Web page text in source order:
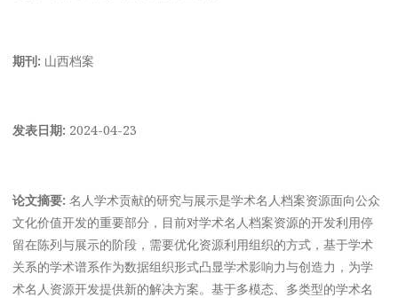
期刊: 山西档案
发表日期: 2024-04-23
论文摘要: 名人学术贡献的研究与展示是学术名人档案资源面向公众
文化价值开发的重要部分，目前对学术名人档案资源的开发利用停
留在陈列与展示的阶段，需要优化资源利用组织的方式，基于学术
关系的学术谱系作为数据组织形式凸显学术影响力与创造力，为学
术名人资源开发提供新的解决方案。基于多模态、多类型的学术名